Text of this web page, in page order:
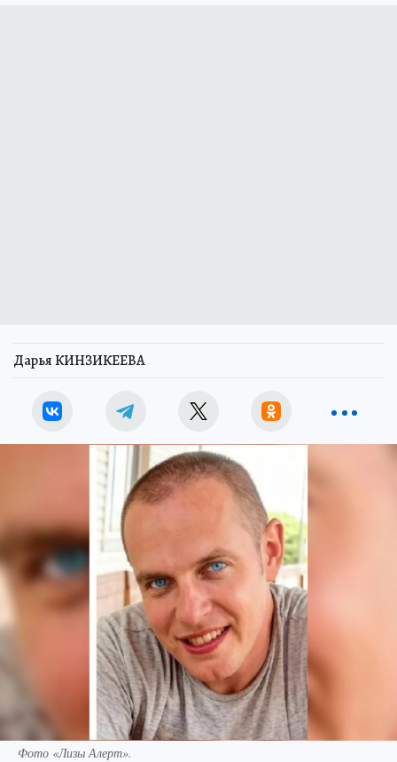
Дарья КИНЗИКЕЕВА
Фото «Лизы Алерт».